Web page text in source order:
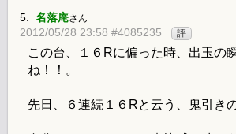
5. 名落庵さん
2012/05/28 23:58 #4085235 評
この台、１６Rに偏った時、出玉の
ね！！。
先日、６連続１６Rと云う、鬼引き